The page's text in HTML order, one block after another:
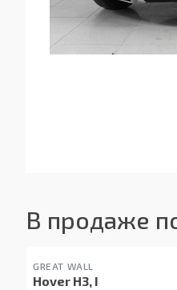
В продаже
GREAT WALL
Hover H3, I